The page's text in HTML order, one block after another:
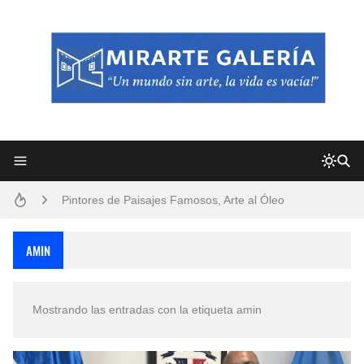
Pintores de Paisajes Famosos, Arte al Óleo
San Valentín Dibujos a Lápiz del 14 de Febrero
AMIN
Mostrando las entradas con la etiqueta amin